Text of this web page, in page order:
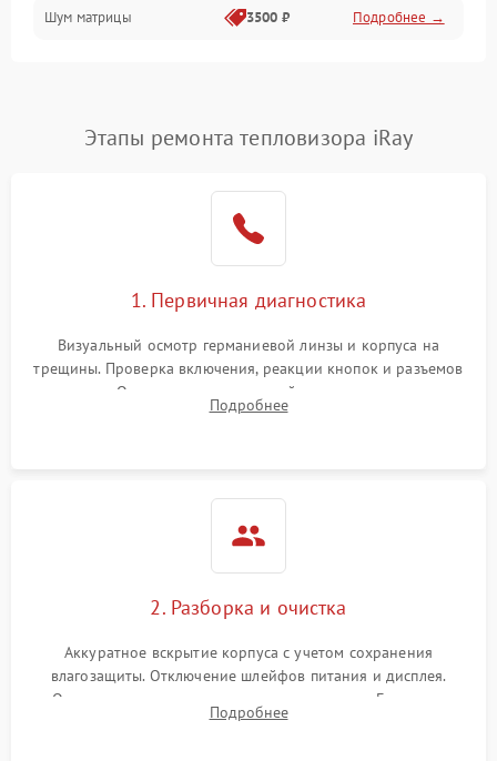
Проблемы питания
Сбои коммуникаций и интерфейсов
Экран (дисплей)
Шум матрицы 3500 ₽ Подробнее →
Этапы ремонта тепловизора iRay
1. Первичная диагностика
Визуальный осмотр германиевой линзы и корпуса на
трещины. Проверка включения, реакции кнопок и разъемов
зарядки. Оценка вывода тепловой сигнатуры на экран,
проверка базовых функций и считывание системных
Подробнее
2. Разборка и очистка
Аккуратное вскрытие корпуса с учетом сохранения
влагозащиты. Отключение шлейфов питания и дисплея.
Очистка внутренних плат от окислов и пыли. Бережная
обработка германиевого объектива специализированными
Подробнее